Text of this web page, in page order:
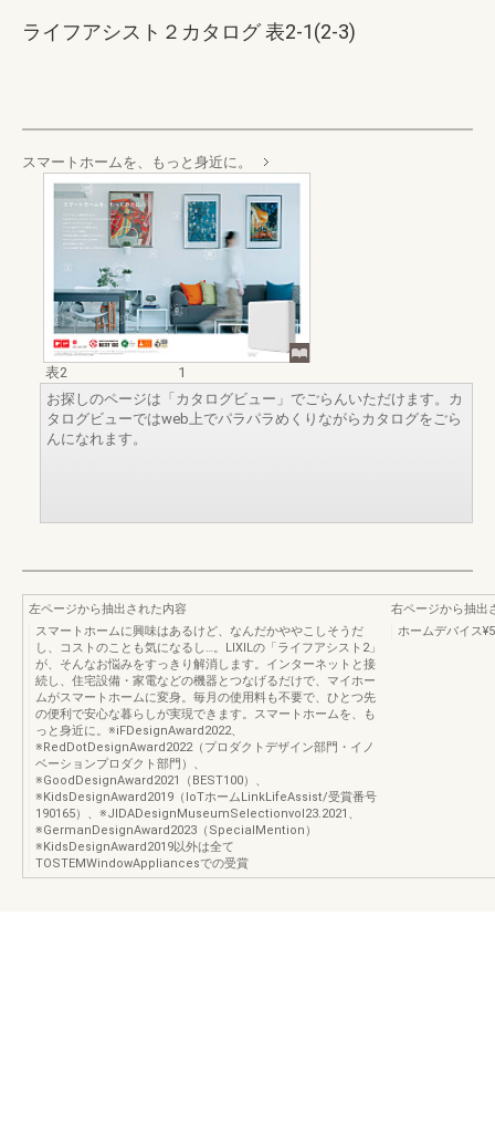
ライフアシスト２カタログ 表2-1(2-3)
スマートホームを、もっと身近に。
表2
1
お探しのページは「カタログビュー」でごらんいただけます。カ
タログビューではweb上でパラパラめくりながらカタログをごら
んになれます。
左ページから抽出された内容
スマートホームに興味はあるけど、なんだかややこしそうだ
し、コストのことも気になるし…。LIXILの「ライフアシスト2」
が、そんなお悩みをすっきり解消します。インターネットと接
続し、住宅設備・家電などの機器とつなげるだけで、マイホー
ムがスマートホームに変身。毎月の使用料も不要で、ひとつ先
の便利で安心な暮らしが実現できます。スマートホームを、も
っと身近に。※iFDesignAward2022、
※RedDotDesignAward2022（プロダクトデザイン部門・イノ
ベーションプロダクト部門）、
※GoodDesignAward2021（BEST100）、
※KidsDesignAward2019（IoTホームLinkLifeAssist/受賞番号
190165）、※JIDADesignMuseumSelectionvol23.2021、
※GermanDesignAward2023（SpecialMention）
※KidsDesignAward2019以外は全て
TOSTEMWindowAppliancesでの受賞
右ページから抽出
ホームデバイス